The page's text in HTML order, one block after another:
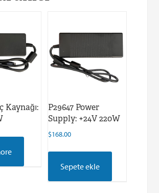
Kaynağı:
P29647 Power
Supply: +24V 220W
$168.00
Sepete ekle